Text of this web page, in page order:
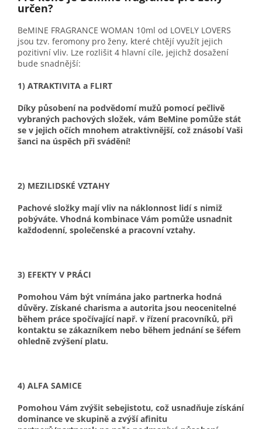
určen?
BeMINE FRAGRANCE WOMAN 10ml od LOVELY LOVERS
jsou tzv. feromony pro ženy, které chtějí využít jejich
pozitivní vliv. Lze rozlišit 4 hlavní cíle, jejichž dosažení
bude snadnější:
1) ATRAKTIVITA a FLIRT
Díky působení na podvědomí mužů pomocí pečlivě
vybraných pachových složek, vám BeMine pomůže stát
se v jejich očích mnohem atraktivnější, což znásobí Vaši
šanci na úspěch při svádění!
2) MEZILIDSKÉ VZTAHY
Pachové složky mají vliv na náklonnost lidí s nimiž
pobýváte. Vhodná kombinace Vám pomůže usnadnit
každodenní, společenské a pracovní vztahy.
3) EFEKTY V PRÁCI
Pomohou Vám být vnímána jako partnerka hodná
důvěry. Získané charisma a autorita jsou neocenitelné
během práce spočívající např. v řízení pracovníků, při
kontaktu se zákazníkem nebo během jednání se šéfem
ohledně zvýšení platu.
4) ALFA SAMICE
Pomohou Vám zvýšit sebejistotu, což usnadňuje získání
dominance ve skupině a zvýší afinitu